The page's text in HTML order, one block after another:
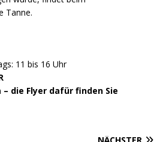
Tanne.
11 bis 16 Uhr
die Flyer dafür finden Sie